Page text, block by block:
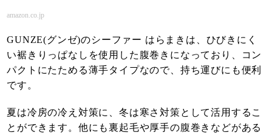
amazon.co.jp
GUNZE(グンゼ)のシーファー はらまきは、ひびきにく
い裾きりっぱなしを使用した腹巻きになっており、コン
パクトにたためる薄手タイプなので、持ち運びにも便利
です。
夏は冷房の冷え対策に、冬は寒さ対策として活用するこ
とができます。他にも裏起毛や厚手の腹巻きなどがある